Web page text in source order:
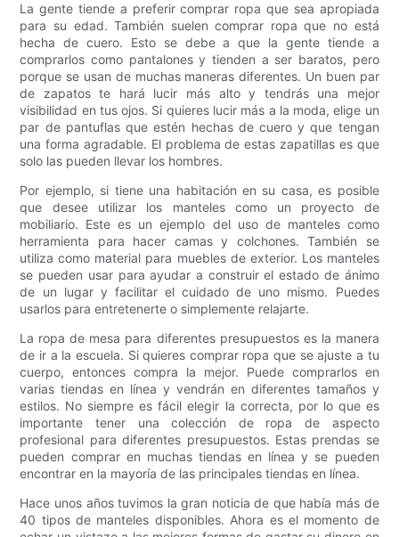
La gente tiende a preferir comprar ropa que sea apropiada
para su edad. También suelen comprar ropa que no está
hecha de cuero. Esto se debe a que la gente tiende a
comprarlos como pantalones y tienden a ser baratos, pero
porque se usan de muchas maneras diferentes. Un buen par
de zapatos te hará lucir más alto y tendrás una mejor
visibilidad en tus ojos. Si quieres lucir más a la moda, elige un
par de pantuflas que estén hechas de cuero y que tengan
una forma agradable. El problema de estas zapatillas es que
solo las pueden llevar los hombres.
Por ejemplo, si tiene una habitación en su casa, es posible
que desee utilizar los manteles como un proyecto de
mobiliario. Este es un ejemplo del uso de manteles como
herramienta para hacer camas y colchones. También se
utiliza como material para muebles de exterior. Los manteles
se pueden usar para ayudar a construir el estado de ánimo
de un lugar y facilitar el cuidado de uno mismo. Puedes
usarlos para entretenerte o simplemente relajarte.
La ropa de mesa para diferentes presupuestos es la manera
de ir a la escuela. Si quieres comprar ropa que se ajuste a tu
cuerpo, entonces compra la mejor. Puede comprarlos en
varias tiendas en línea y vendrán en diferentes tamaños y
estilos. No siempre es fácil elegir la correcta, por lo que es
importante tener una colección de ropa de aspecto
profesional para diferentes presupuestos. Estas prendas se
pueden comprar en muchas tiendas en línea y se pueden
encontrar en la mayoría de las principales tiendas en línea.
Hace unos años tuvimos la gran noticia de que había más de
40 tipos de manteles disponibles. Ahora es el momento de